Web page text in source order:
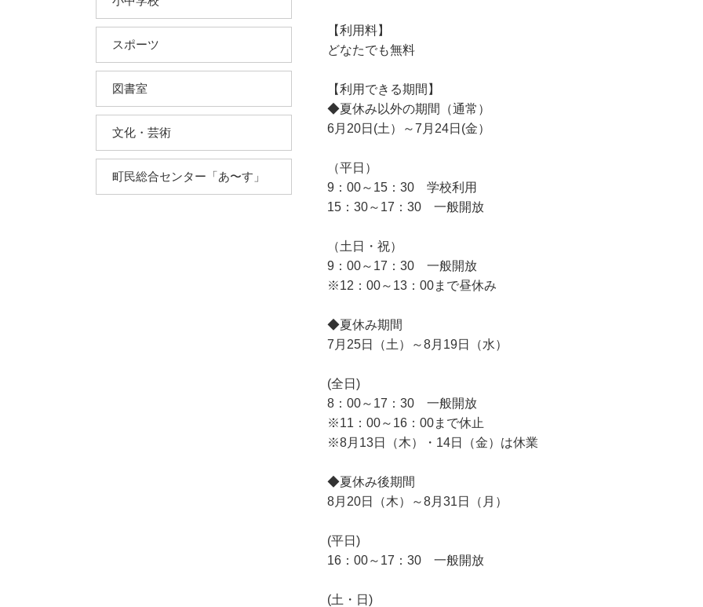
スポーツ
図書室
文化・芸術
町民総合センター「あ〜す」
【利用料】
どなたでも無料
【利用できる期間】
◆夏休み以外の期間（通常）
6月20日(土）～7月24日(金）
（平日）
9：00～15：30 学校利用
15：30～17：30 一般開放
（土日・祝）
9：00～17：30 一般開放
※12：00～13：00まで昼休み
◆夏休み期間
7月25日（土）～8月19日（水）
(全日)
8：00～17：30 一般開放
※11：00～16：00まで休止
※8月13日（木）・14日（金）は休業
◆夏休み後期間
8月20日（木）～8月31日（月）
(平日)
16：00～17：30 一般開放
(土・日)